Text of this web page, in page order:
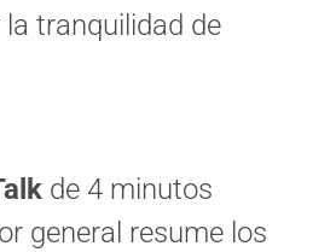
tranquilidad de
de 4 minutos
general resume los